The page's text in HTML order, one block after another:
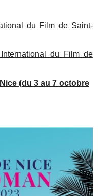
du Film de Saint-
du Film de
(du 3 au 7 octobre